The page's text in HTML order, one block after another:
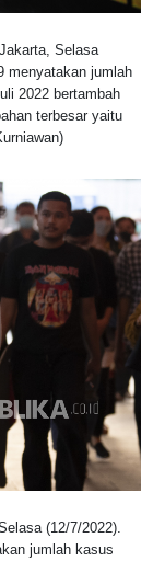
Selasa
menyatakan jumlah
2022 bertambah
terbesar yaitu
(12/7/2022).
jumlah kasus